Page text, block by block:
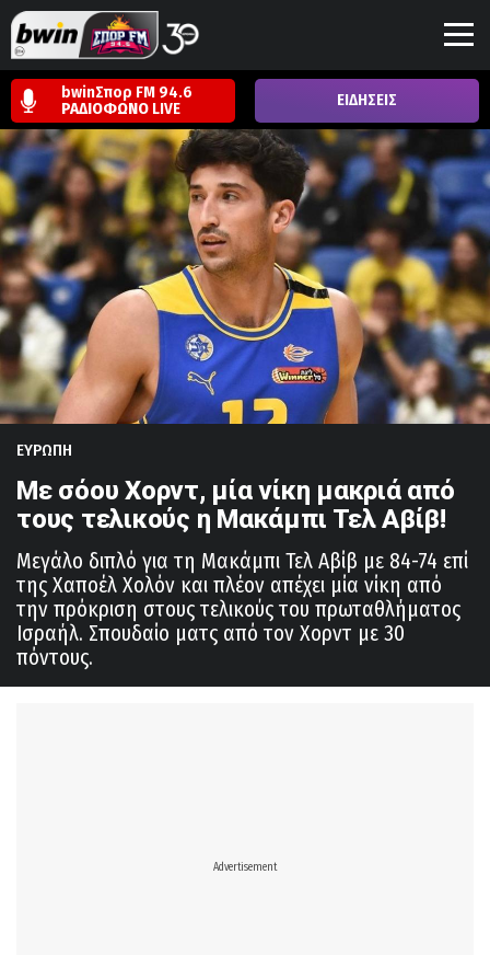
bwinΣπορ FM 94.6
ΡΑΔΙΟΦΩΝΟ LIVE ΕΙΔΗΣΕΙΣ
ΕΥΡΩΠΗ
Με σόου Χορντ, μία νίκη μακριά από
τους τελικούς η Μακάμπι Τελ Αβίβ!
Μεγάλο διπλό για τη Μακάμπι Τελ Αβίβ με 84-74 επί
της Χαποέλ Χολόν και πλέον απέχει μία νίκη από
την πρόκριση στους τελικούς του πρωταθλήματος
Ισραήλ. Σπουδαίο ματς από τον Χορντ με 30
πόντους.